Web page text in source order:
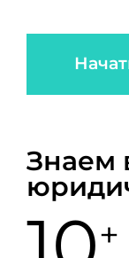
Знаем
+